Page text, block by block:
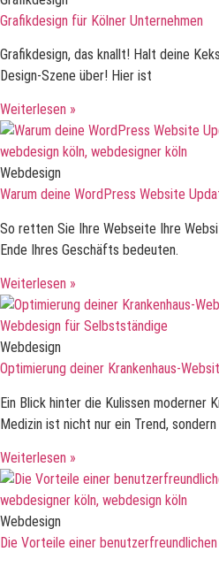
Grafikdesign für Kölner Unternehmen
Grafikdesign, das knallt! Halt deine
Design-Szene über! Hier ist
Weiterlesen »
Webdesign
Warum deine WordPress Website
So retten Sie Ihre Webseite Ihre
Ende Ihres Geschäfts bedeuten.
Weiterlesen »
Webdesign
Optimierung deiner Krankenhaus-
Ein Blick hinter die Kulissen moderner
Medizin ist nicht nur ein Trend, sondern
Weiterlesen »
Webdesign
Die Vorteile einer